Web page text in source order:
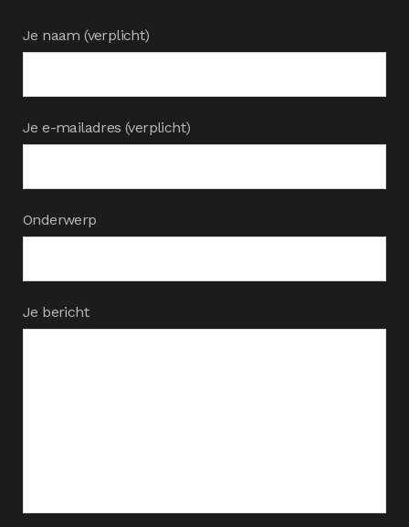
Je naam (verplicht)
Je e-mailadres (verplicht)
Onderwerp
Je bericht